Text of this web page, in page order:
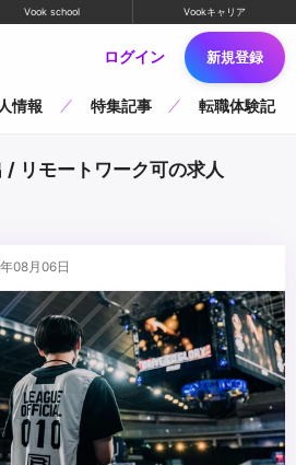
Vook school Vookキャリア
ログイン 新規登録
情報 特集記事 転職体験記
リモートワーク可の求人
08月06日